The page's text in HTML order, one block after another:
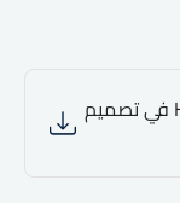
نبذه عن الدورة تدريب HTML5 + CSS3 في تصميم